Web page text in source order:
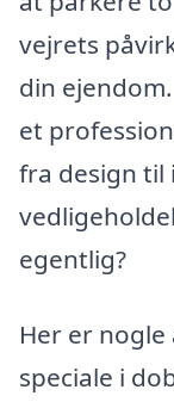
vejrets
din
et
fra design til
egentlig?
Her er
speciale i